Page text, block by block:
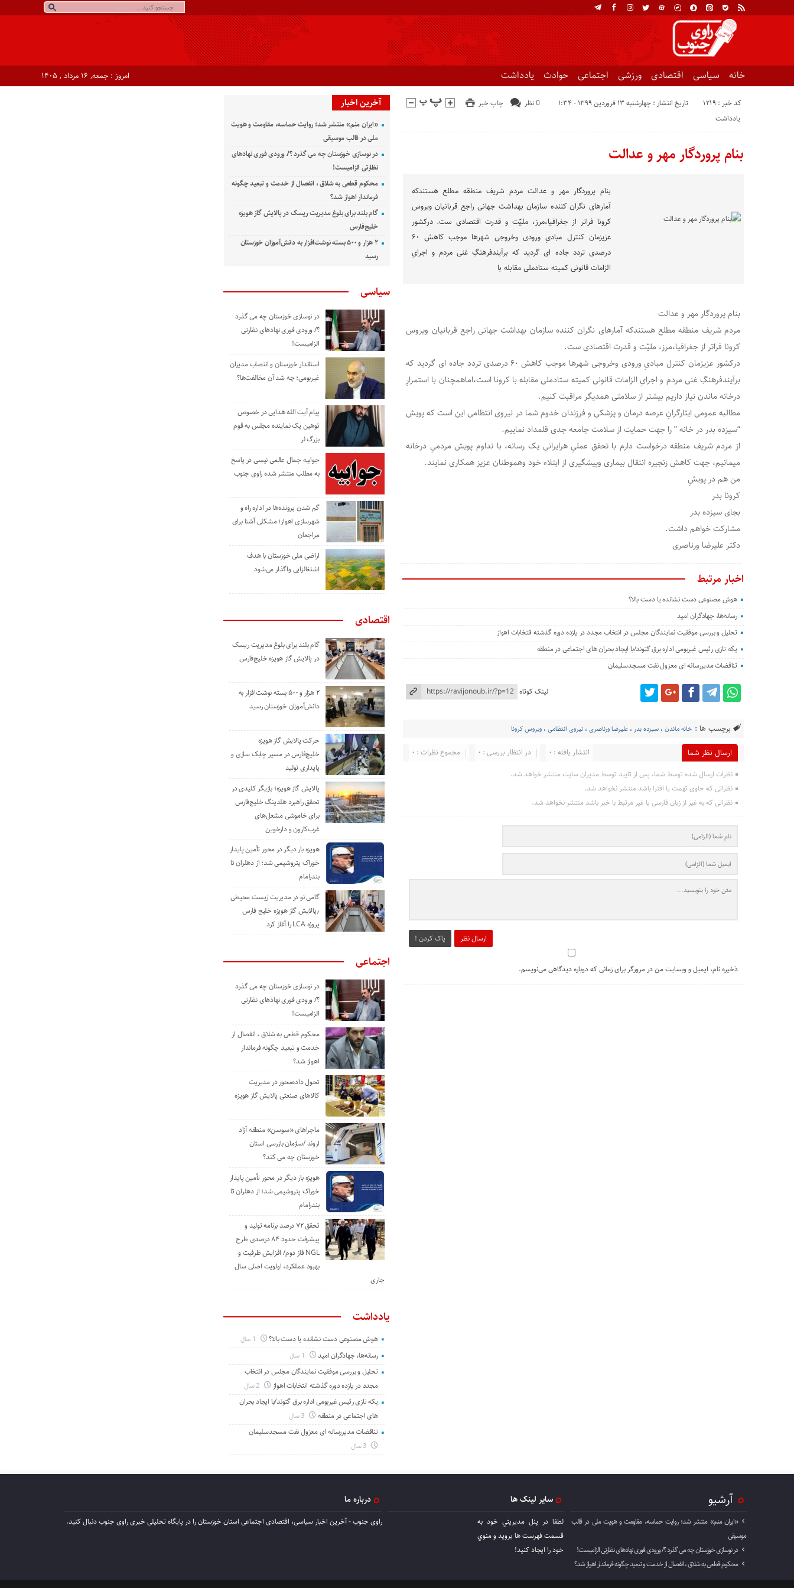
خانه سیاسی اقتصادی ورزشی اجتماعی حوادث یادداشت امروز : جمعه, ۱۶ مرداد , ۱۴۰۵
کد خبر : 1219 تاریخ انتشار : چهارشنبه ۱۳ فروردین ۱۳۹۹ - ۱:۳۴ چاپ خبر
0 نظر
یادداشت
بنام پروردگار مهر و عدالت
بنام پروردگار مهر و عدالت مردم شریف منطقه مطلع هستندکه
آمار‌های نگران‌ کننده سازمان بهداشت جهانی راجع قربانیان ویروس
کرونا فراتر از جغرافیا،مرز، ملیّت و قدرت اقتصادی ست. درکشور
عزیزمان کنترل مبادیِ ورودی وخروجی شهر‌ها موجب کاهش ۶۰
درصدی تردد جاده ای گردید که برآیندفرهنگِ غنی مردم و اجرایِ
الزامات قانونی کمیته ستادملی مقابله با
بنام پروردگار مهر و عدالت
مردم شریف منطقه مطلع هستندکه آمار‌های نگران‌ کننده سازمان بهداشت جهانی راجع قربانیان ویروس
کرونا فراتر از جغرافیا،مرز، ملیّت و قدرت اقتصادی ست.
درکشور عزیزمان کنترل مبادیِ ورودی وخروجی شهر‌ها موجب کاهش ۶۰ درصدی تردد جاده ای گردید که
برآیندفرهنگِ غنی مردم و اجرایِ الزامات قانونی کمیته ستادملی مقابله با کرونا است،اماهمچنان با استمرارِ
درخانه ماندن نیاز داریم بیشتر از سلامتی همدیگر مراقبت کنیم.
مطالبه عمومی ایثارگرانِ عرصه درمان و پزشکی و فرزندان خدوم شما در نیروی انتظامی این است که پویش
“سیزده بدر در خانه ” را جهت حمایت از سلامت جامعه جدی قلمداد نماییم.
از مردم شریف منطقه درخواست دارم با تحقق عملیِ هرایرانی یک رسانه، با تداوم پویش مردمیِ درخانه
میمانیم، جهت کاهش زنجیره انتقال بیماری وپیشگیری از ابتلاء خود وهموطنان عزیز همکاری نمایند.
من هم در پویشِ
کرونا بدر
بجای سیزده بدر
مشارکت خواهم داشت.
دکتر علیرضا ورناصری
اخبار مرتبط
هوش مصنوعی دست نشانده یا دست بالا؟
رسانه‌ها، جهادگران امید
تحلیل و بررسی موفقیت نمایندگان مجلس در انتخاب مجدد در یازده دوره گذشته انتخابات اهواز
یکه تازی رئیس غیربومی اداره برق گتوند/با ایجاد بحران های اجتماعی در منطقه
تناقضات مدیررسانه ای معزول نفت مسجدسلیمان
لینک کوتاه
برچسب ها : خانه ماندن ،سیزده بدر ،علیرضا ورناصری ،نیروی انتظامی ،ویروس کرونا
ارسال نظر شما مجموع نظرات : 0 در انتظار بررسی : 0 انتشار یافته : 0
نظرات ارسال شده توسط شما، پس از تایید توسط مدیران سایت منتشر خواهد شد.
نظراتی که حاوی تهمت یا افترا باشد منتشر نخواهد شد.
نظراتی که به غیر از زبان فارسی یا غیر مرتبط با خبر باشد منتشر نخواهد شد.
ارسال نظر پاک کردن !
ذخیره نام، ایمیل و وبسایت من در مرورگر برای زمانی که دوباره دیدگاهی می‌نویسم.
آخرین اخبار
«ایران منم» منتشر شد؛ روایت حماسه، مقاومت و هویت
ملی در قالب موسیقی
در نوسازی خوزستان چه می گذرد ؟/ ورودی فوری نهادهای
نظارتی الزامیست!
محکوم قطعی به شلاق ، انفصال از خدمت و تبعید چگونه
فرماندار اهواز شد؟
گام بلند برای بلوغ مدیریت ریسک در پالایش گاز هویزه
خلیج‌فارس
۲ هزار و ۵۰۰ بسته نوشت‌افزار به دانش‌آموزان خوزستان
رسید
سیاسی
در نوسازی خوزستان چه می گذرد
؟/ ورودی فوری نهادهای نظارتی
الزامیست!
استاندار خوزستان و انتصاب مدیران
غیربومی؛ چه شد آن مخالفت‌ها؟
پیام آیت الله هدایی در خصوص
توهین یک نماینده مجلس به قوم
بزرگ لر
جوابیه جمال عالمی نیسی در پاسخ
به مطلب منتشر شده راوی جنوب
گم شدن پرونده‌ها در اداره راه و
شهرسازی اهواز؛ مشکلی آشنا برای
مراجعان
اراضی ملی خوزستان با هدف
اشتغالزایی واگذار می‌شود
اقتصادی
گام بلند برای بلوغ مدیریت ریسک
در پالایش گاز هویزه خلیج‌فارس
۲ هزار و ۵۰۰ بسته نوشت‌افزار به
دانش‌آموزان خوزستان رسید
حرکت پالایش گاز هویزه
خلیج‌فارس در مسیر چابک سازی و
پایداری تولید
پالایش گاز هویزه؛ بازیگر کلیدی در
تحقق راهبرد هلدینگ خلیج‌فارس
برای خاموشی مشعل‌های
غرب‌کارون و دارخوین
هویزه بار دیگر در محور تأمین پایدار
خوراک پتروشیمی شد؛ از دهلران تا
بندرامام
گامی نو در مدیریت زیست ‌محیطی
٫پالایش گاز هویزه خلیج ‌فارس
پروژه LCA را آغاز کرد
اجتماعی
در نوسازی خوزستان چه می گذرد
؟/ ورودی فوری نهادهای نظارتی
الزامیست!
محکوم قطعی به شلاق ، انفصال از
خدمت و تبعید چگونه فرماندار
اهواز شد؟
تحول داده‌محور در مدیریت
کالاهای صنعتی پالایش گاز هویزه
ماجراهای «سوسن» منطقه آزاد
اروند /سازمان بازرسی استان
خوزستان چه می کند؟
هویزه بار دیگر در محور تأمین پایدار
خوراک پتروشیمی شد؛ از دهلران تا
بندرامام
تحقق ۷۲ درصد برنامه تولید و
پیشرفت حدود ۸۴ درصدی طرح
NGL فاز دوم/ افزایش ظرفیت و
بهبود عملکرد، اولویت اصلی سال
جاری
یادداشت
هوش مصنوعی دست نشانده یا دست بالا؟
رسانه‌ها، جهادگران امید
تحلیل و بررسی موفقیت نمایندگان مجلس در انتخاب
مجدد در یازده دوره گذشته انتخابات اهواز
یکه تازی رئیس غیربومی اداره برق گتوند/با ایجاد بحران
های اجتماعی در منطقه
تناقضات مدیررسانه ای معزول نفت مسجدسلیمان
آرشیو
«ایران منم» منتشر شد؛ روایت حماسه، مقاومت و هویت ملی در قالب
موسیقی
در نوسازی خوزستان چه می گذرد ؟/ ورودی فوری نهادهای نظارتی الزامیست!
محکوم قطعی به شلاق ، انفصال از خدمت و تبعید چگونه فرماندار اهواز شد؟
سایر لینک ها
لطفا در پنل مديريتي خود به
قسمت فهرست ها برويد و منوي
خود را ايجاد كنيد!
درباره ما
راوی جنوب - آخرین اخبار سیاسی، اقتصادی اجتماعی استان خوزستان را در پایگاه تحلیلی خبری راوی جنوب دنبال کنید.